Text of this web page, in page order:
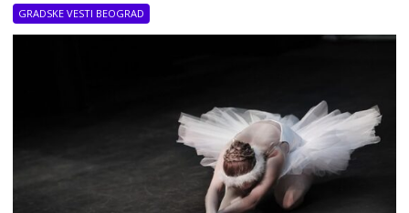
GRADSKE VESTI BEOGRAD